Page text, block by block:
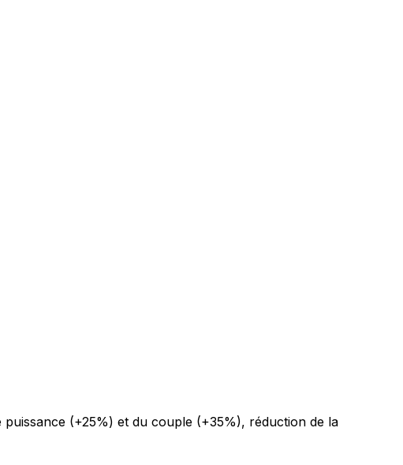
(+25%) et du couple (+35%), réduction de la